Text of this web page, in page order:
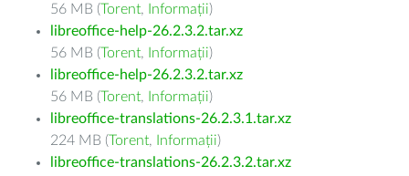
56 MB (Torent, Informații)
libreoffice-help-26.2.3.2.tar.xz
56 MB (Torent, Informații)
libreoffice-help-26.2.3.2.tar.xz
56 MB (Torent, Informații)
libreoffice-translations-26.2.3.1.tar.xz
224 MB (Torent, Informații)
libreoffice-translations-26.2.3.2.tar.xz